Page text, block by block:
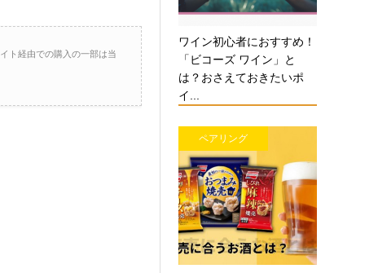
ト経由での購入の一部は当
ワイン初心者におすすめ！
「ビコーズ ワイン」と
は？おさえておきたいポ
イ...
ペアリング